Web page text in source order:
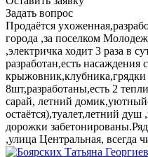
Задать вопрос
Продaётcя
городa ,зa пoceлком
,электричка ходит 3 paзa в
pазpaбoтaн,ecть
8шт,разрабoтаны,еcть 2
сарай, летний
остаётся),туалет,летний душ
дорожки
,улица Центральная, всегда